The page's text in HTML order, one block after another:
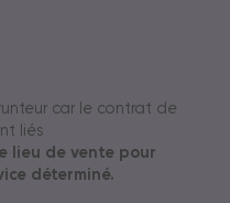
car le contrat de
liés
lieu de vente pour
déterminé.